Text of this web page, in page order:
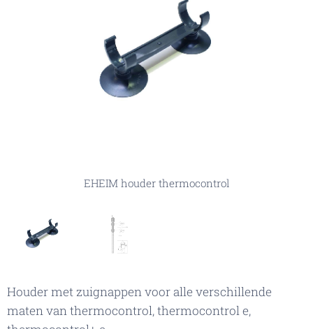
EHEIM houder thermocontrol
EHEIM houder thermocontrol toegepast
Houder met zuignappen voor alle verschillende
maten van thermocontrol, thermocontrol e,